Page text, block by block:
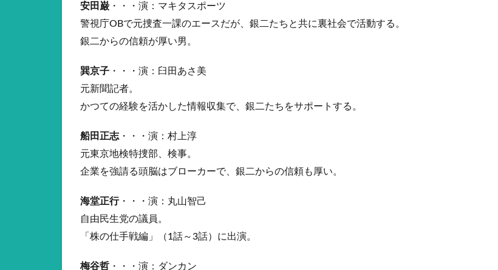
安田巌 ・・・演：マキタスポーツ
警視庁OBで元捜査一課のエースだが、銀二たちと共に裏社会で活動する。
銀二からの信頼が厚い男。
巽京子 ・・・演：臼田あさ美
元新聞記者。
かつての経験を活かした情報収集で、銀二たちをサポートする。
船田正志 ・・・演：村上淳
元東京地検特捜部、検事。
企業を強請る頭脳はブローカーで、銀二からの信頼も厚い。
海堂正行・・・演：丸山智己
自由民生党の議員。
「株の仕手戦編」（1話～3話）に出演。
梅谷哲 ・・・演：ダンカン